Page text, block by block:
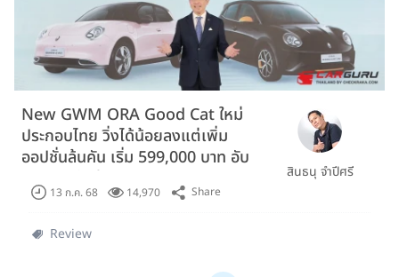
New GWM ORA Good Cat ใหม่
ประกอบไทย วิ่งได้น้อยลงแต่เพิ่ม
ออปชั่นล้นคัน เริ่ม 599,000 บาท อับ
เดทราคาใหม่
สินธนุ จำปีศรี
13 ก.ค. 68 14,970 Share
Review